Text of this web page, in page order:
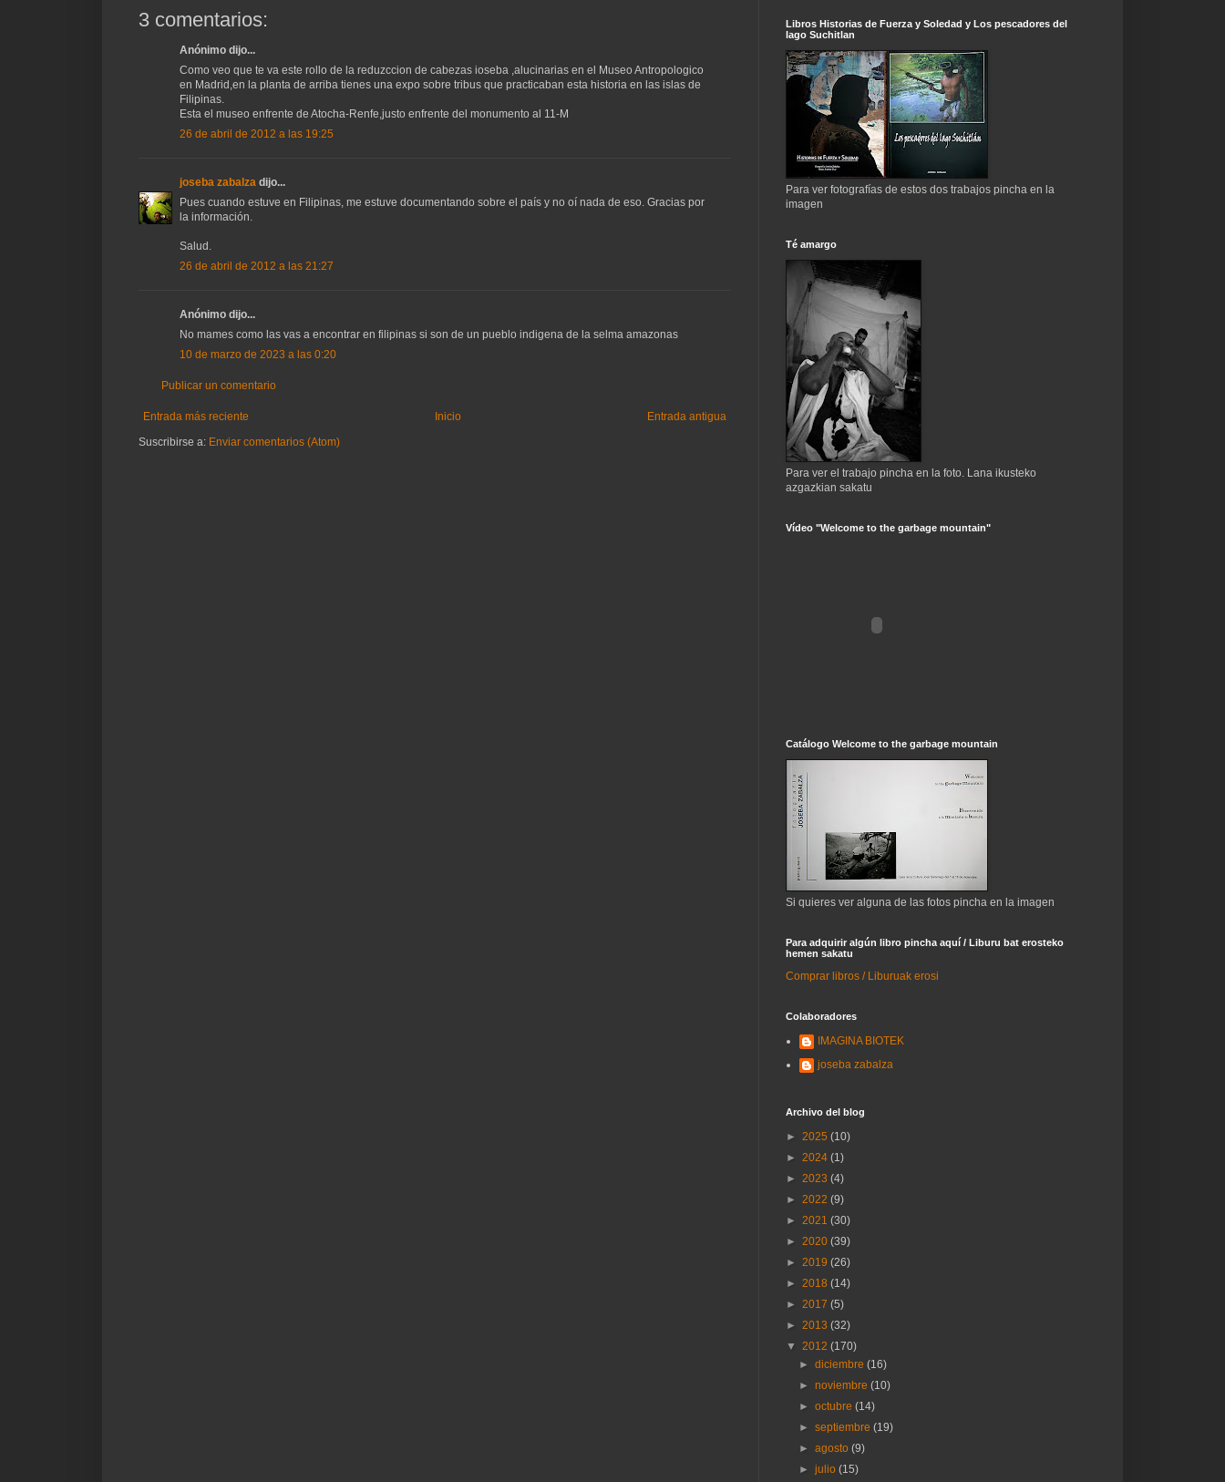
3 comentarios:
Anónimo dijo...
Como veo que te va este rollo de la reduzccion de cabezas ioseba ,alucinarias en el Museo Antropologico
en Madrid,en la planta de arriba tienes una expo sobre tribus que practicaban esta historia en las islas de
Filipinas.
Esta el museo enfrente de Atocha-Renfe,justo enfrente del monumento al 11-M
26 de abril de 2012 a las 19:25
joseba zabalza dijo...
Pues cuando estuve en Filipinas, me estuve documentando sobre el país y no oí nada de eso. Gracias por
la información.
Salud.
26 de abril de 2012 a las 21:27
Anónimo dijo...
No mames como las vas a encontrar en filipinas si son de un pueblo indigena de la selma amazonas
10 de marzo de 2023 a las 0:20
Publicar un comentario
Entrada más reciente Entrada antigua
Inicio
Suscribirse a: Enviar comentarios (Atom)
Libros Historias de Fuerza y Soledad y Los pescadores del
lago Suchitlan
Para ver fotografías de estos dos trabajos pincha en la
imagen
Té amargo
Para ver el trabajo pincha en la foto. Lana ikusteko
azgazkian sakatu
Vídeo "Welcome to the garbage mountain"
Catálogo Welcome to the garbage mountain
Si quieres ver alguna de las fotos pincha en la imagen
Para adquirir algún libro pincha aquí / Liburu bat erosteko
hemen sakatu
Comprar libros / Liburuak erosi
Colaboradores
IMAGINA BIOTEK
joseba zabalza
Archivo del blog
► 2025 (10)
► 2024 (1)
► 2023 (4)
► 2022 (9)
► 2021 (30)
► 2020 (39)
► 2019 (26)
► 2018 (14)
► 2017 (5)
► 2013 (32)
▼ 2012 (170)
►diciembre(16)
►noviembre(10)
►octubre(14)
►septiembre(19)
►agosto(9)
►julio(15)